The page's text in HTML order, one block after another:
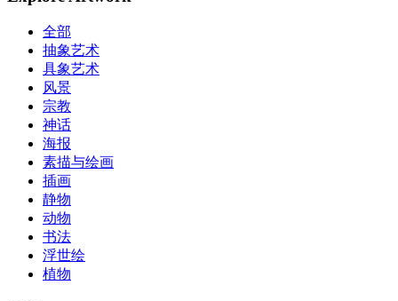
全部
抽象艺术
具象艺术
风景
宗教
神话
海报
素描与绘画
插画
静物
动物
书法
浮世绘
植物